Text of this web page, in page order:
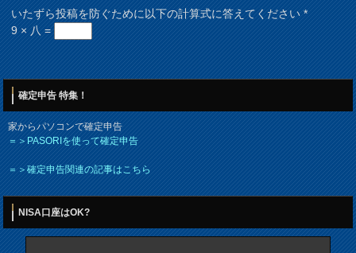
いたずら投稿を防ぐために以下の計算式に答えてください*
9 × 八 =
確定申告 特集！
家からパソコンで確定申告
＝＞PASORIを使って確定申告
＝＞確定申告関連の記事はこちら
NISA口座はOK?